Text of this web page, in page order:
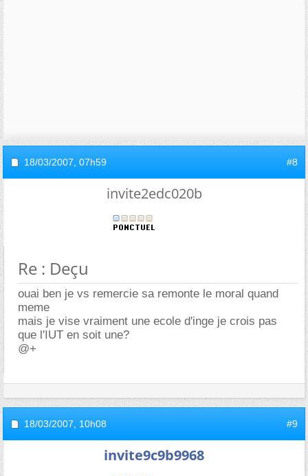
18/03/2007, 07h59 #8
invite2edc020b
Re : Deçu
ouai ben je vs remercie sa remonte le moral quand
meme
mais je vise vraiment une ecole d'inge je crois pas
que l'IUT en soit une?
@+
18/03/2007, 10h08 #9
invite9c9b9968